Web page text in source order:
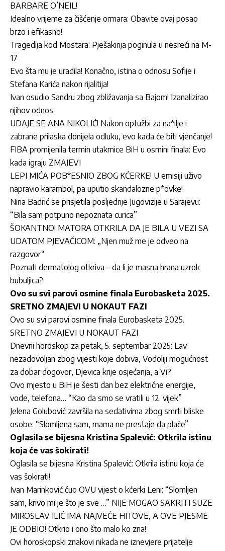
BARBARE O’NEIL!
Idealno vrijeme za čišćenje ormara: Obavite ovaj posao
brzo i efikasno!
Tragedija kod Mostara: Pješakinja poginula u nesreći na M-
17
Evo šta mu je uradila! Konačno, istina o odnosu Sofije i
Stefana Karića nakon rijalitija!
Ivan osudio Sandru zbog zbližavanja sa Bajom! Izanalizirao
njihov odnos
UDAJE SE ANA NIKOLIĆ! Nakon optužbi za na*ilje i
zabrane prilaska donijela odluku, evo kada će biti vjenčanje!
FIBA promijenila termin utakmice BiH u osmini finala: Evo
kada igraju ZMAJEVI
LEPI MIĆA POB*ESNIO ZBOG KĆERKE! U emisiji uživo
napravio karambol, pa uputio skandalozne p*ovke!
Nina Badrić se prisjetila posljednje Jugovizije u Sarajevu:
“Bila sam potpuno nepoznata curica”
ŠOKANTNO! MATORA OTKRILA DA JE BILA U VEZI SA
UDATOM PJEVAČICOM: „Njen muž me je odveo na
razgovor“
Poznati dermatolog otkriva – da li je masna hrana uzrok
bubuljica?
Ovo su svi parovi osmine finala Eurobasketa 2025.
SRETNO ZMAJEVI U NOKAUT FAZI
Ovo su svi parovi osmine finala Eurobasketa 2025.
SRETNO ZMAJEVI U NOKAUT FAZI
Dnevni horoskop za petak, 5. septembar 2025: Lav
nezadovoljan zbog vijesti koje dobiva, Vodoliji mogućnost
za dobar dogovor, Djevica krije osjećanja, a Vi?
Ovo mjesto u BiH je šesti dan bez električne energije,
vode, telefona… “Kao da smo se vratili u 12. vijek”
Jelena Golubović završila na sedativima zbog smrti bliske
osobe: “Slomljena sam, mama ne prestaje da plače”
Oglasila se bijesna Kristina Spalević: Otkrila istinu
koja će vas šokirati!
Oglasila se bijesna Kristina Spalević: Otkrila istinu koja će
vas šokirati!
Ivan Marinković čuo OVU vijest o kćerki Leni: “Slomljen
sam, krivo mi je što je sve …” NIJE MOGAO SAKRITI SUZE
MIROSLAV ILIĆ IMA NAJVEĆE HITOVE, A OVE PJESME
JE ODBIO! Otkrio i ono što malo ko zna!
Ovi horoskopski znakovi nikada ne iznevjere prijatelje